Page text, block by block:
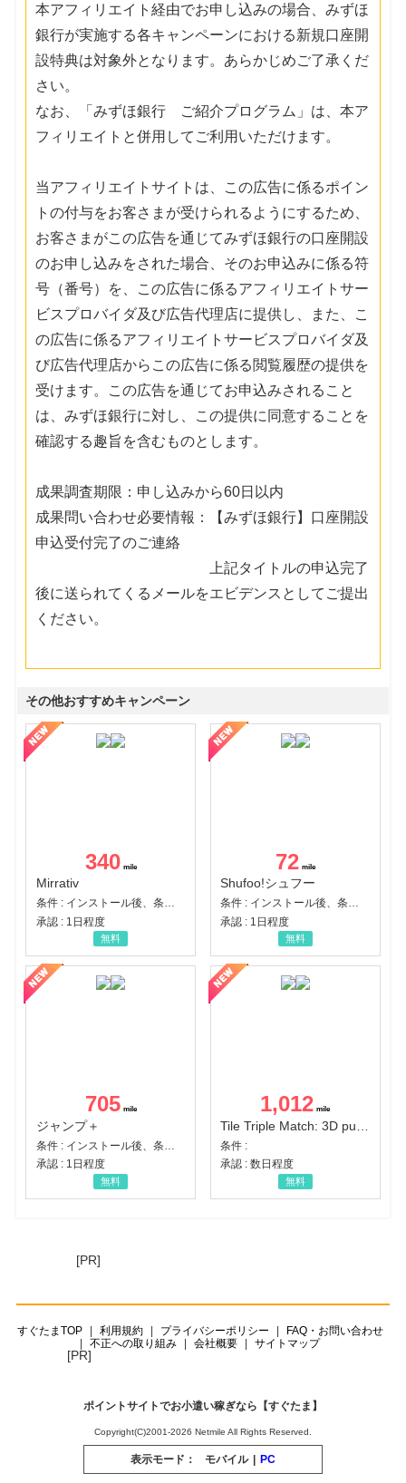
本アフィリエイト経由でお申し込みの場合、みずほ
銀行が実施する各キャンペーンにおける新規口座開
設特典は対象外となります。あらかじめご了承くだ
さい。
なお、「みずほ銀行 ご紹介プログラム」は、本ア
フィリエイトと併用してご利用いただけます。
当アフィリエイトサイトは、この広告に係るポイン
トの付与をお客さまが受けられるようにするため、
お客さまがこの広告を通じてみずほ銀行の口座開設
のお申し込みをされた場合、そのお申込みに係る符
号（番号）を、この広告に係るアフィリエイトサー
ビスプロバイダ及び広告代理店に提供し、また、こ
の広告に係るアフィリエイトサービスプロバイダ及
び広告代理店からこの広告に係る閲覧履歴の提供を
受けます。この広告を通じてお申込みされること
は、みずほ銀行に対し、この提供に同意することを
確認する趣旨を含むものとします。
成果調査期限：申し込みから60日以内
成果問い合わせ必要情報：【みずほ銀行】口座開設
申込受付完了のご連絡
上記タイトルの申込完了
後に送られてくるメールをエビデンスとしてご提出
ください。
その他おすすめキャンペーン
340
Mirrativ
条件 : インストール後、条件達成
承認 : 1日程度
無料
72
Shufoo!シュフー
条件 : インストール後、条件達成
承認 : 1日程度
無料
705
ジャンプ＋
承認 : 1日程度
無料
1,012
条件 :
承認 : 数日程度
無料
[PR]
すぐたまTOP 利用規約 プライバシーポリシー
FAQ・お問い合わせ
不正への取り組み
会社概要 サイトマップ
[PR]
ポイントサイトでお小遣い稼ぎなら【すぐたま】
Copyright(C)2001-2026 Netmile All Rights Reserved.
表示モード： モバイル | PC